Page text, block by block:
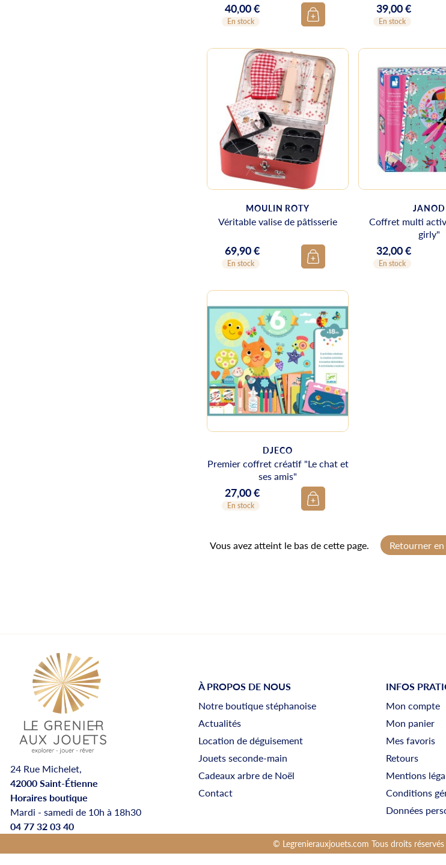
Prix
40,00 €
En stock
Prix
39,00 €
En stock
MOULIN ROTY
Véritable valise de pâtisserie
Prix
69,90 €
En stock
JANOD
Coffret multi
girly"
Prix
32,00 €
En stock
DJECO
Premier coffret créatif "Le chat et
ses amis"
Prix
27,00 €
En stock
Vous avez atteint le bas de cette page. Retourner
24 Rue Michelet,
42000 Saint-Étienne
Horaires boutique
Mardi - samedi de 10h à 18h30
04 77 32 03 40
À PROPOS DE NOUS
Notre boutique stéphanoise
Actualités
Location de déguisement
Jouets seconde-main
Cadeaux arbre de Noël
Contact
INFOS
Mon compte
Mon panier
Mes favoris
Retours
Mentions
Conditions
Données
© Legrenierauxjouets.com Tous droits